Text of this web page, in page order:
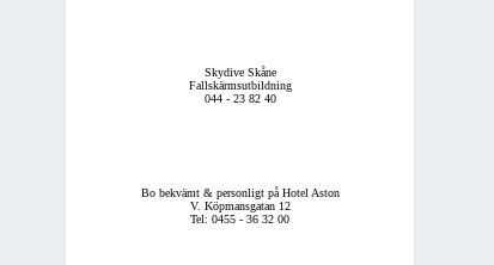
Skydive Skåne
Fallskärmsutbildning
044 - 23 82 40
Bo bekvämt & personligt på Hotel Aston
V. Köpmansgatan 12
Tel: 0455 - 36 32 00